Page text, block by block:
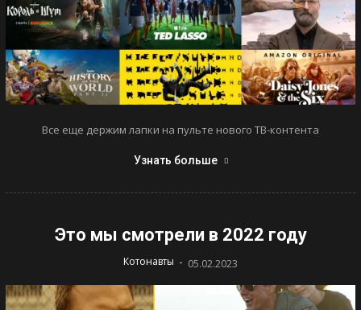
Все еще держим лапки на пульте нового ТВ-контента
Узнать больше
Это мы смотрели в 2022 году
Котонавты - 05.02.2023